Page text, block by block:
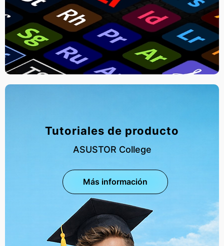
Tutoriales de producto
ASUSTOR College
Más información